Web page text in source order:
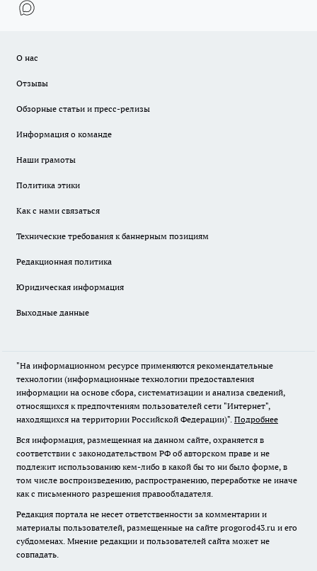
О нас
Отзывы
Обзорные статьи и пресс-релизы
Информация о команде
Наши грамоты
Политика этики
Как с нами связаться
Технические требования к баннерным позициям
Редакционная политика
Юридическая информация
Выходные данные
"На информационном ресурсе применяются рекомендательные
технологии (информационные технологии предоставления
информации на основе сбора, систематизации и анализа сведений,
относящихся к предпочтениям пользователей сети "Интернет",
находящихся на территории Российской Федерации)". Подробнее
Вся информация, размещенная на данном сайте, охраняется в
соответствии с законодательством РФ об авторском праве и не
подлежит использованию кем-либо в какой бы то ни было форме, в
том числе воспроизведению, распространению, переработке не иначе
как с письменного разрешения правообладателя.
Редакция портала не несет ответственности за комментарии и
материалы пользователей, размещенные на сайте progorod43.ru и его
субдоменах. Мнение редакции и пользователей сайта может не
совпадать.